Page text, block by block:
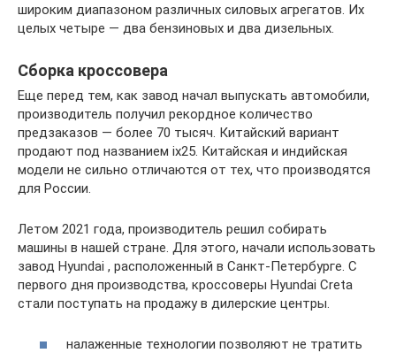
широким диапазоном различных силовых агрегатов. Их
целых четыре — два бензиновых и два дизельных.
Сборка кроссовера
Еще перед тем, как завод начал выпускать автомобили,
производитель получил рекордное количество
предзаказов — более 70 тысяч. Китайский вариант
продают под названием iх25. Китайская и индийская
модели не сильно отличаются от тех, что производятся
для России.
Летом 2021 года, производитель решил собирать
машины в нашей стране. Для этого, начали использовать
завод Hyundai , расположенный в Санкт-Петербурге. С
первого дня производства, кроссоверы Hyundai Creta
стали поступать на продажу в дилерские центры.
налаженные технологии позволяют не тратить